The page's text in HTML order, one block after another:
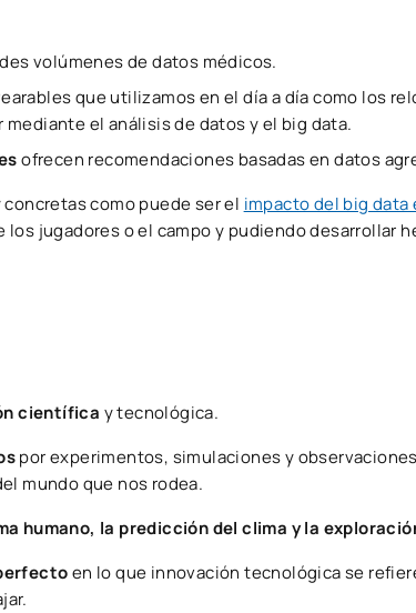
volúmenes de datos médicos.
que utilizamos en el día a día como los
el análisis de datos y el big data.
ofrecen recomendaciones basadas en datos
como puede ser el impacto del big data
jugadores o el campo y pudiendo desarrollar
científica y tecnológica.
por experimentos, simulaciones y
mundo que nos rodea.
humano, la predicción del clima y la
en lo que innovación tecnológica se